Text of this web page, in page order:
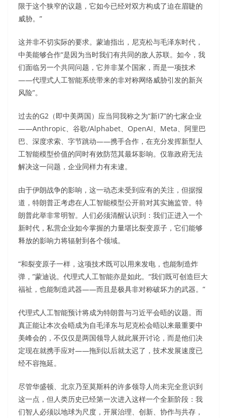
限于这个狭窄的议题，它如今已经对双方构成了迫在眉睫的
威胁。”
这并非不切实际的要求。蒙迪指出，尼克松与毛泽东时代，
中美能够合作“是因为当时我们有共同的敌人苏联。如今，我
们面临另一个共同问题，它并非某个国家，而是一项技术
——代理式人工智能系统带来的非对称网络威胁引发的新兴
风险”。
过去的G2（即中美两国）应当同我称之为“新I7”的七家企业
——Anthropic、谷歌/Alphabet、OpenAI、Meta、阿里巴
巴、深度求索、字节跳动——携手合作，在充分发挥新型人
工智能模型价值的同时有效防范其最坏影响。仅靠政府无法
解决这一问题，企业同样力有未逮。
由于伊朗战争的影响，这一动态未受到应有的关注，但据报
道，特朗普正考虑在人工智能模型公开前对其实施监管。特
朗普此举非常明智。人们必须清醒认识到：我们正进入一个
新时代，私营企业如今掌握的力量堪比裂变原子，它们能够
释放的影响力将辐射到各个领域。
“和裂变原子一样，这项技术既可以用来发电，也能制造炸
弹，”蒙迪说。代理式人工智能亦是如此。“我们既可创造巨大
福祉，也能制造武器——而且是极具非对称破坏力的武器。”
代理式人工智能预计将成为特朗普与习近平会晤的议题。而
真正能让本次会晤成为自毛泽东与尼克松会晤以来最重要中
美峰会的，不仅仅是两国领导人就此展开讨论，而是他们决
定现在就携手应对——拖到以后就太迟了，技术发展速度已
经不容拖延。
尽管华盛顿、北京乃至莫斯科的许多领导人尚未完全意识到
这一点，但人类历史已经第一次进入这样一个全新阶段：我
们智人必须以地球为尺度，开展治理、创新、协作与共存，